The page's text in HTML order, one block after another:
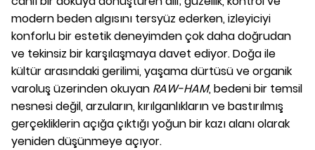
modern beden algısını tersyüz ederken, izleyiciyi
konforlu bir estetik deneyimden çok daha doğrudan
ve tekinsiz bir karşılaşmaya davet ediyor. Doğa ile
kültür arasındaki gerilimi, yaşama dürtüsü ve organik
varoluş üzerinden okuyan RAW-HAM, bedeni bir temsil
nesnesi değil, arzuların, kırılganlıkların ve bastırılmış
gerçekliklerin açığa çıktığı yoğun bir kazı alanı olarak
yeniden düşünmeye açıyor.